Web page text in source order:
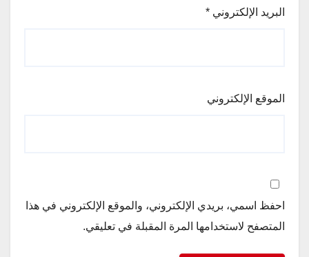
البريد الإلكتروني *
الموقع الإلكتروني
احفظ اسمي، بريدي الإلكتروني، والموقع الإلكتروني في هذا
المتصفح لاستخدامها المرة المقبلة في تعليقي.